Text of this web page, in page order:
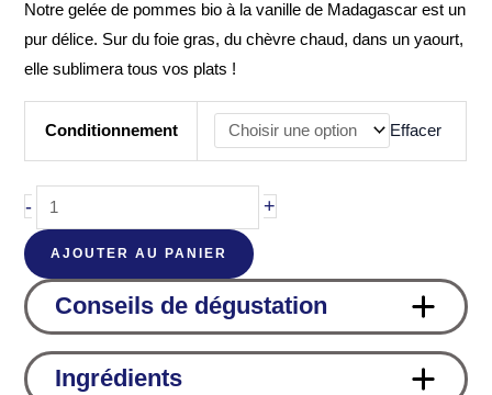
Notre gelée de pommes bio à la vanille de Madagascar est un
pur délice. Sur du foie gras, du chèvre chaud, dans un yaourt,
elle sublimera tous vos plats !
Conditionnement Effacer
-
quantité
de
Gelée
de
pommes
Vanille
+
AJOUTER AU PANIER
Conseils de dégustation
Ingrédients